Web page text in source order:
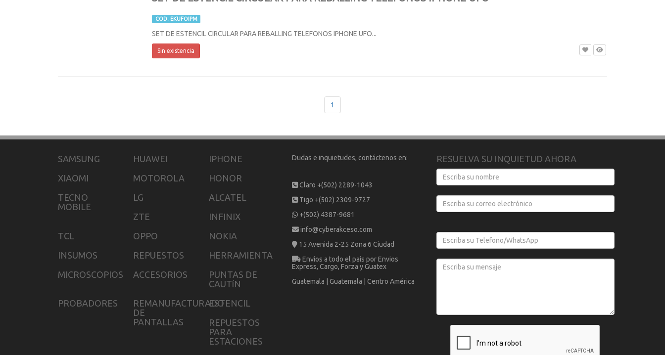
COD: EKUFOIPM
SET DE ESTENCIL CIRCULAR PARA REBALLING TELEFONOS IPHONE UFO...
Sin existencia
1
SAMSUNG HUAWEI
IPHONE
XIAOMI
MOTOROLA
HONOR
TECNO
MOBILE
LG
ALCATEL
ZTE
INFINIX
TCL
OPPO
NOKIA
INSUMOS
REPUESTOS
HERRAMIENTA
MICROSCOPIOS
ACCESORIOS
PUNTAS DE
CAUTíN
PROBADORES
REMANUFACTURADO
DE
PANTALLAS
ESTENCIL
REPUESTOS
PARA
ESTACIONES
Dudas e inquietudes, contáctenos en:
Claro +(502) 2289-1043
Tigo +(502) 2309-9727
+(502) 4387-9681
info@cyberakceso.com
15 Avenida 2-25 Zona 6 Ciudad
Envios a todo el pais por Envios
Express, Cargo, Forza y Guatex
Guatemala | Guatemala | Centro América
RESUELVA SU INQUIETUD AHORA